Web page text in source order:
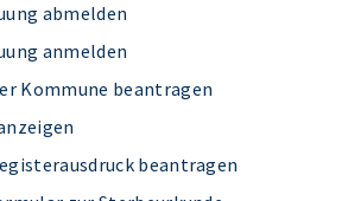
abmelden
anmelden
Kommune beantragen
beantragen